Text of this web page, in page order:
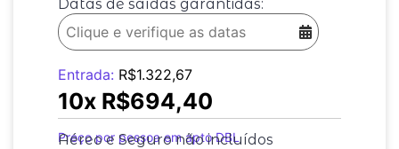
Datas de saídas garantidas:
Entrada: R$1.322,67
10x R$694,40
Preço por pessoa em apto DBL
Aéreo e Seguro não incluídos